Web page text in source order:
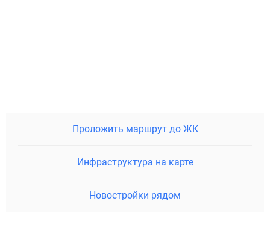
Проложить маршрут до ЖК
Инфраструктура на карте
Новостройки рядом